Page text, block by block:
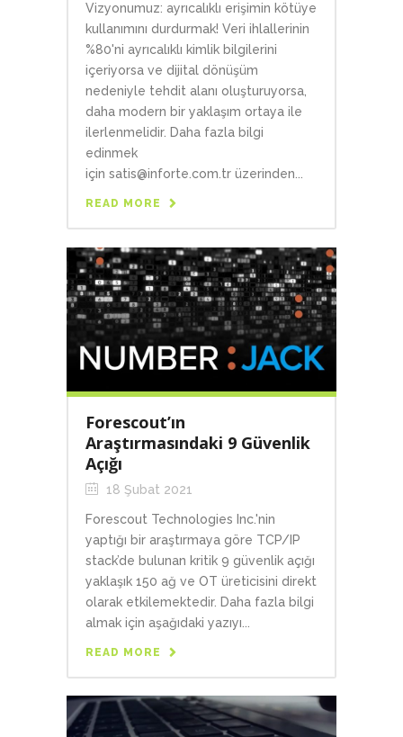
Vizyonumuz: ayrıcalıklı erişimin kötüye
kullanımını durdurmak! Veri ihlallerinin
%80'ni ayrıcalıklı kimlik bilgilerini
içeriyorsa ve dijital dönüşüm
nedeniyle tehdit alanı oluşturuyorsa,
daha modern bir yaklaşım ortaya ile
ilerlenmelidir. Daha fazla bilgi
edinmek
için satis@inforte.com.tr üzerinden...
READ MORE
Forescout’ın
Araştırmasındaki 9 Güvenlik
Açığı
18 Şubat 2021
Forescout Technologies Inc.'nin
yaptığı bir araştırmaya göre TCP/IP
stack’de bulunan kritik 9 güvenlik açığı
yaklaşık 150 ağ ve OT üreticisini direkt
olarak etkilemektedir. Daha fazla bilgi
almak için aşağıdaki yazıyı...
READ MORE